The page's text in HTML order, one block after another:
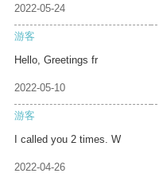
2022-05-24
游客
Hello, Greetings fr
2022-05-10
游客
I called you 2 times. W
2022-04-26